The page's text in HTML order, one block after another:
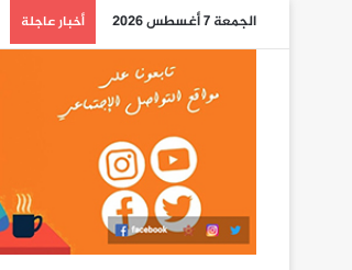
الجمعة 7 أغسطس 2026 أخبار عاجلة